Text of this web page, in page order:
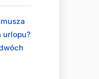
urlopu?